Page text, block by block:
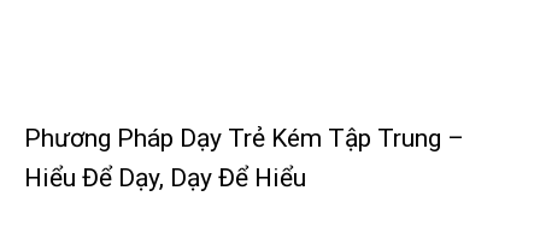
Phương Pháp Dạy Trẻ Kém Tập Trung –
Hiểu Để Dạy, Dạy Để Hiểu